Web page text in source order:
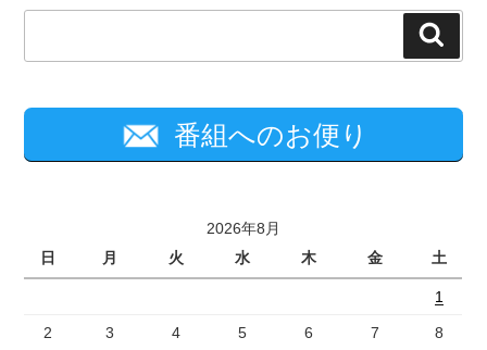
索
番組へのお便り
2026年8月
日
月 火 水 木 金 土
1
2 3 4 5 6 7 8